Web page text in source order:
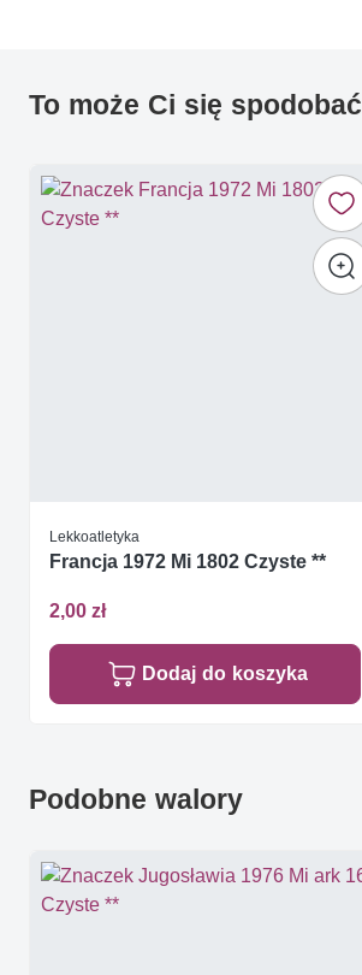
To może Ci się spodobać
Lekkoatletyka
Francja 1972 Mi 1802 Czyste **
2,00 zł
Dodaj do koszyka
Podobne walory